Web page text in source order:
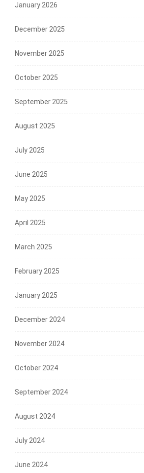
January 2026
December 2025
November 2025
October 2025
September 2025
August 2025
July 2025
June 2025
May 2025
April 2025
March 2025
February 2025
January 2025
December 2024
November 2024
October 2024
September 2024
August 2024
July 2024
June 2024